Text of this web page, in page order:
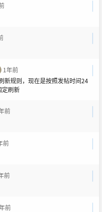
1年前
新规则，现在是按照发帖时间24
定刷新
前
前
前
前